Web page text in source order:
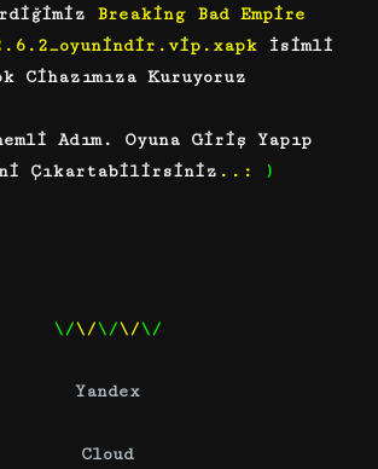
Breaking Bad Empire
İsimli
Cihazımıza Kuruyoruz
Adım. Oyuna Giriş Yapıp
Çıkartabilirsiniz ..: )
\/\/\/\/\/
Yandex
Cloud